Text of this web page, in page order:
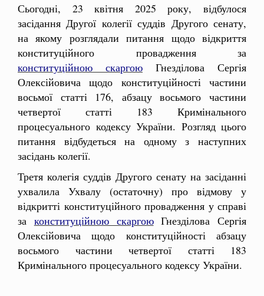
Сьогодні, 23 квітня 2025 року, відбулося
засідання Другої колегії суддів Другого сенату,
на якому розглядали питання щодо відкриття
конституційного провадження за
конституційною скаргою Гнезділова Сергія
Олексійовича щодо конституційності частини
восьмої статті 176, абзацу восьмого частини
четвертої статті 183 Кримінального
процесуального кодексу України. Розгляд цього
питання відбудеться на одному з наступних
засідань колегії.
Третя колегія суддів Другого сенату на засіданні
ухвалила Ухвалу (остаточну) про відмову у
відкритті конституційного провадження у справі
за конституційною скаргоюГнезділова Сергія
Олексійовича щодо конституційності абзацу
восьмого частини четвертої статті 183
Кримінального процесуального кодексу України.